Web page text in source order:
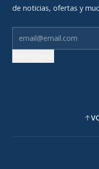
de noticias, ofertas y